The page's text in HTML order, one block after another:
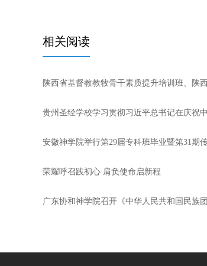
相关阅读
陕西省基督教教牧骨干素质提升培训班、陕
贵州圣经学校学习贯彻习近平总书记在庆祝
安徽神学院举行第29届专科班毕业暨第31期
荣耀呼召践初心 肩负使命启新程
广东协和神学院召开《中华人民共和国民族